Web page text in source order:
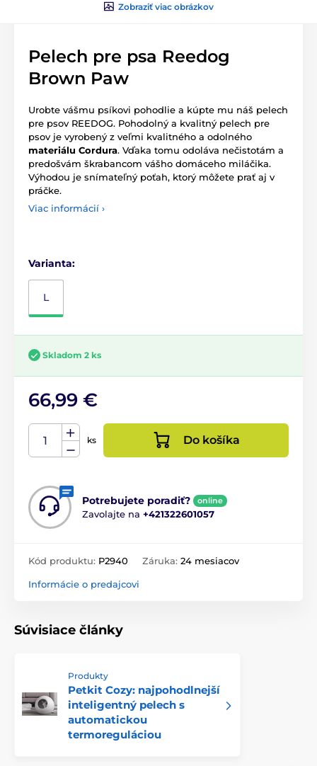
Zobraziť viac obrázkov
Pelech pre psa Reedog
Brown Paw
Urobte vášmu psíkovi pohodlie a kúpte mu náš pelech
pre psov REEDOG. Pohodolný a kvalitný pelech pre
psov je vyrobený z veľmi kvalitného a odolného
materiálu Cordura. Vďaka tomu odoláva nečistotám a
predošvám škrabancom vášho domáceho miláčika.
Výhodou je snímateľný poťah, ktorý môžete prať aj v
práčke.
Viac informácií ›
Varianta:
L
Skladom 2 ks
66,99 €
ks Do košíka
Potrebujete poradiť? online
Zavolajte na +421322601057
Kód produktu: P2940 Záruka: 24 mesiacov
Informácie o predajcovi
Súvisiace články
Produkty
Petkit Cozy: najpohodlnejší
inteligentný pelech s
automatickou
termoreguláciou